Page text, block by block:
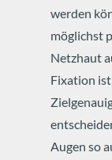
werden
möglichst
Netzhaut
Fixation
Augen so